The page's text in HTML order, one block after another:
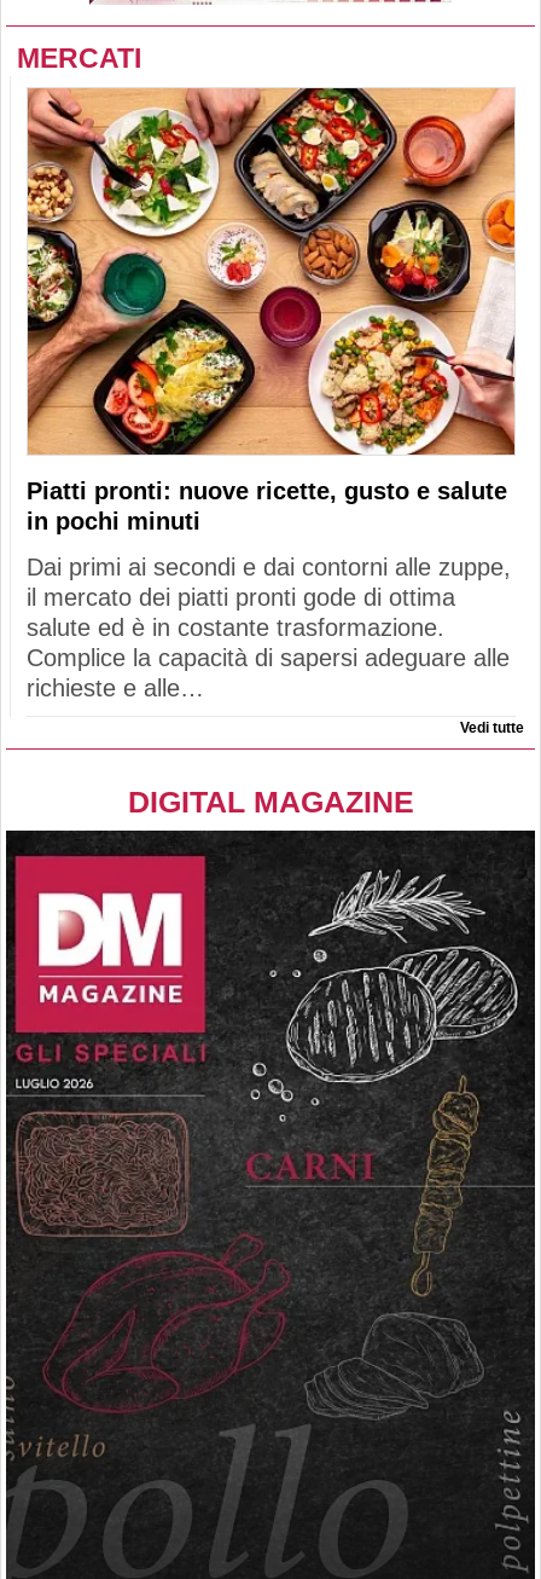
MERCATI
Piatti pronti: nuove ricette, gusto e salute
in pochi minuti
Dai primi ai secondi e dai contorni alle zuppe,
il mercato dei piatti pronti gode di ottima
salute ed è in costante trasformazione.
Complice la capacità di sapersi adeguare alle
richieste e alle…
Vedi tutte
DIGITAL MAGAZINE